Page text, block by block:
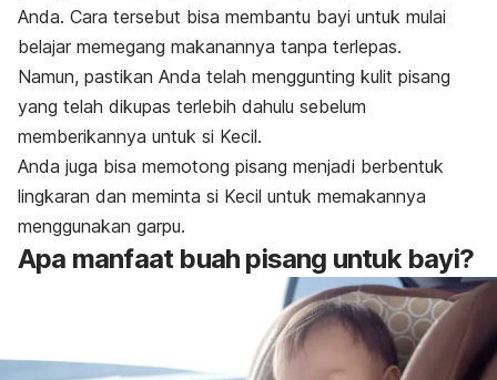
Anda. Cara tersebut bisa membantu bayi untuk mulai
belajar memegang makanannya tanpa terlepas.
Namun, pastikan Anda telah menggunting kulit pisang
yang telah dikupas terlebih dahulu sebelum
memberikannya untuk si Kecil.
Anda juga bisa memotong pisang menjadi berbentuk
lingkaran dan meminta si Kecil untuk memakannya
menggunakan garpu.
Apa manfaat buah pisang untuk bayi?